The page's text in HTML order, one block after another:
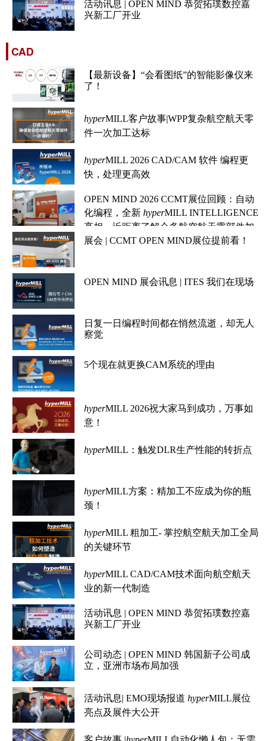
活动讯息 | OPEN MIND 恭贺拓璞数控嘉
兴新工厂开业
CAD
【最新设备】“会看图纸”的智能影像仪来
了！
hyperMILL客户故事|WPP复杂航空航天零
件一次加工达标
hyperMILL 2026 CAD/CAM 软件 编程更
快，处理更高效
OPEN MIND 2026 CCMT展位回顾：自动
化编程，全新hyperMILL INTELLIGENCE
亮相，近距离了解众多航空航天零部件加
工
展会 | CCMT OPEN MIND展位提前看！
OPEN MIND 展会讯息 | ITES 我们在现场
日复一日编程时间都在悄然流逝，却无人
察觉
5个现在就更换CAM系统的理由
hyperMILL 2026祝大家马到成功，万事如
意！
hyperMILL：触发DLR生产性能的转折点
hyperMILL方案：精加工不应成为你的瓶
颈！
hyperMILL 粗加工- 掌控航空航天加工全局
的关键环节
hyperMILL CAD/CAM技术面向航空航天
业的新一代制造
活动讯息 | OPEN MIND 恭贺拓璞数控嘉
兴新工厂开业
公司动态 | OPEN MIND 韩国新子公司成
立，亚洲市场布局加强
活动讯息| EMO现场报道hyperMILL展位
亮点及展件大公开